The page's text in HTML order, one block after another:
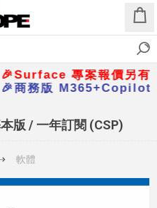
專案報價另有
商務版 M365+Copilot
版 / 一年訂閱 (CSP)
軟體